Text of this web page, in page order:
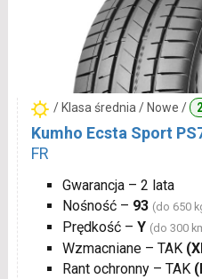
/ Klasa średnia / Nowe /
Kumho Ecsta Sport
FR
Gwarancja – 2 lata
Nośność – 93 (do 650
Prędkość – Y (do 300
Wzmacniane – TAK
Rant ochronny – TAK